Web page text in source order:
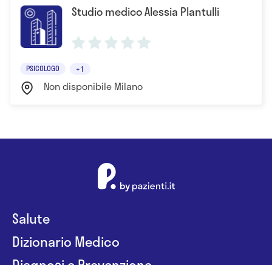
Studio medico Alessia Plantulli
PSICOLOGO +1
Non disponibile Milano
Salute
Dizionario Medico